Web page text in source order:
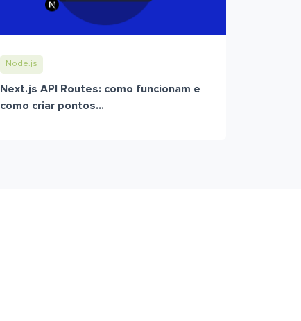
Node.js
Next.js API Routes: como funcionam e
como criar pontos...